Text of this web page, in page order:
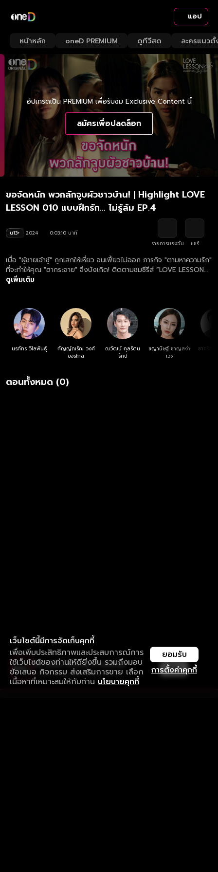
แอป
หน้าหลัก oneD PREMIUM ดูทีวีสด ละครแนวตั้
อัปเกรดเป็น PREMIUM เพื่อรับชม Exclusive Content นี้
สมัครเพื่อปลดล็อก
ขอจัดหนัก พวกลักจูบผัวชาวบ้าน! | Highlight LOVE
LESSON 010 แบบฝึกรัก... ไม่รู้ล้ม EP.4
น13+ 2024
0:03:10 นาที
รายการของฉัน
แชร์
เมื่อ "ผู้ชายเจ้าชู้" ถูกเสกให้เหี่ยว จนเฟี้ยวไม่ออก ภารกิจ "ตามหาความรัก"
ที่จะทำให้คุณ "ฮากระจาย" จึงบังเกิด! ติดตามชมซีรีส์ “LOVE LESSON
010 แบบฝึกรัก... ไม่รู้ล้ม” เวอร์ชัน UNCUT ฟรี ครบทุกตอน ทางแอป
ดูเพิ่มเติม
นรภัทร วิไลพันธุ์
กัญญ์ณรัณ วงศ์
ขจรไกล
ณวัฒน์ กุลรัตน
รักษ์
ชญานิษฐ์ ชาญสง่า
เวช
ชาคริต
ตอนทั้งหมด (0)
เว็บไซต์นี้มีการจัดเก็บคุกกี้
เพื่อเพิ่มประสิทธิภาพและประสบการณ์การ
ใช้เว็บไซต์ของท่านให้ดียิ่งขึ้น รวมถึงมอบ
ข้อเสนอ กิจกรรม ส่งเสริมการขาย เลือก
เนื้อหาที่เหมาะสมให้กับท่าน นโยบายคุกกี้
การตั้งค่าคุกกี้
ยอมรับ
ใช้งานแอป ลื่นไหลกว่า ไม่มีสะดุด
ดาวน์โหลดแอปเพื่อการรับชมที่ดีกว่า เปิด